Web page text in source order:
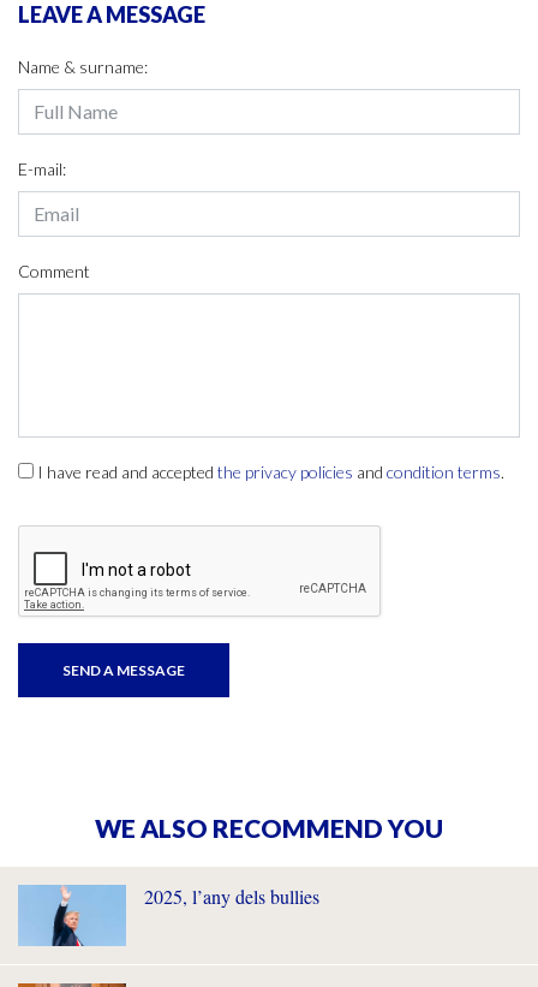
LEAVE A MESSAGE
Name & surname:
E-mail:
Comment
I have read and accepted the privacy policies and condition terms.
WE ALSO RECOMMEND YOU
2025, l’any dels bullies